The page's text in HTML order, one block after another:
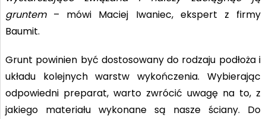
gruntem– mówi Maciej Iwaniec, ekspert z firmy
Baumit.
Grunt powinien być dostosowany do rodzaju podłoża i
układu kolejnych warstw wykończenia. Wybierając
odpowiedni preparat, warto zwrócić uwagę na to, z
jakiego materiału wykonane są nasze ściany. Do